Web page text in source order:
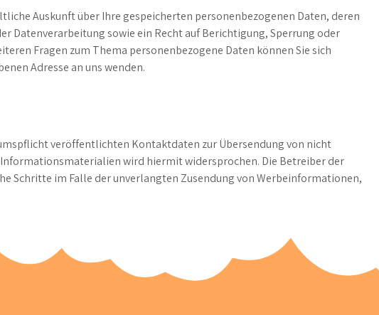
Auskunft über Ihre gespeicherten personenbezogenen Daten, deren
Datenverarbeitung sowie ein Recht auf Berichtigung, Sperrung oder
Fragen zum Thema personenbezogene Daten können Sie sich
Adresse an uns wenden.
veröffentlichten Kontaktdaten zur Übersendung von nicht
wird hiermit widersprochen. Die Betreiber der
Schritte im Falle der unverlangten Zusendung von Werbeinformationen,